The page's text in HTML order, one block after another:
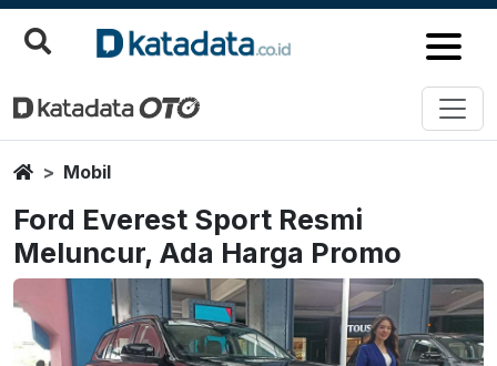
HomeMobil
Ford Everest Sport Resmi
Meluncur, Ada Harga Promo